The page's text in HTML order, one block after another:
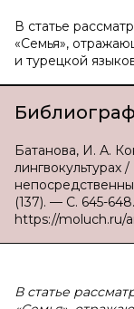
В статье
«Семья»,
и турецкой
Батанова, И. А.
лингвокультурах
(137). — С. 645-
https://moluch.ru/
В статье